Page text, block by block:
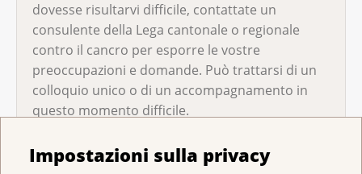
Impostazioni sulla privacy
dovesse risultarvi difficile, contattate un
consulente della Lega cantonale o regionale
contro il cancro per esporre le vostre
preoccupazioni e domande. Può trattarsi di un
colloquio unico o di un accompagnamento in
questo momento difficile.